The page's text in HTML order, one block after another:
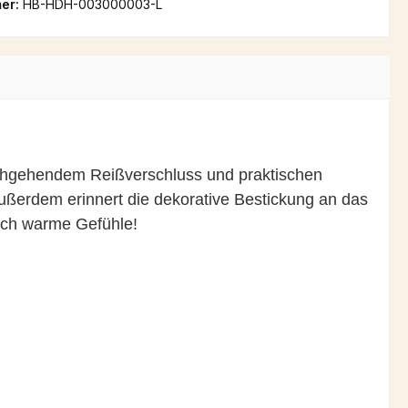
HB-HDH-003000003-L
Reißverschluss und praktischen
erinnert die dekorative Bestickung an das
warme Gefühle!